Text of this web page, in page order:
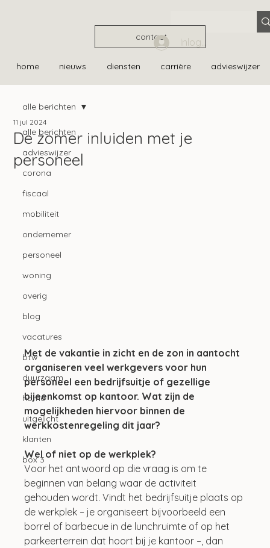
contact
home nieuws diensten carrière advieswijzer
Inloggen
alle berichten
advieswijzer
corona
fiscaal
mobiliteit
ondernemer
personeel
woning
overig
blog
vacatures
btw
duurzaam
home
uitgelicht
klanten
box 3
alle berichten
De zomer inluiden met je
personeel
11 jul 2024
Met de vakantie in zicht en de zon in aantocht
organiseren veel werkgevers voor hun
personeel een bedrijfsuitje of gezellige
bijeenkomst op kantoor. Wat zijn de
mogelijkheden hiervoor binnen de
werkkostenregeling dit jaar?
Wel of niet op de werkplek?
Voor het antwoord op die vraag is om te
beginnen van belang waar de activiteit
gehouden wordt. Vindt het bedrijfsuitje plaats op
de werkplek – je organiseert bijvoorbeeld een
borrel of barbecue in de lunchruimte of op het
parkeerterrein dat hoort bij je kantoor –, dan